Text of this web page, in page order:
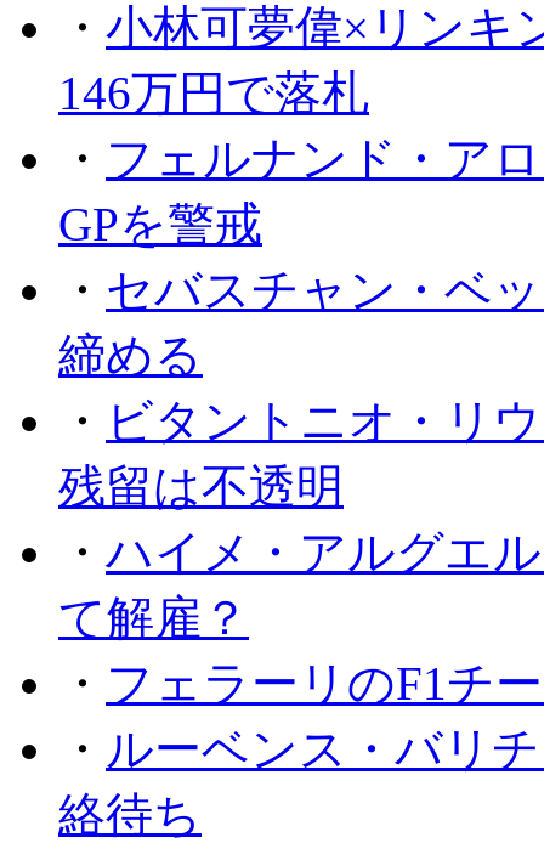
・ 小林可夢偉×リンキ
146万円で落札
・ フェルナンド・ア
GPを警戒
・ セバスチャン・ベ
締める
・ ビタントニオ・リ
残留は不透明
・ハイメ・アルグエ
て解雇？
・ フェラーリのF1チ
・ ルーベンス・バリ
絡待ち